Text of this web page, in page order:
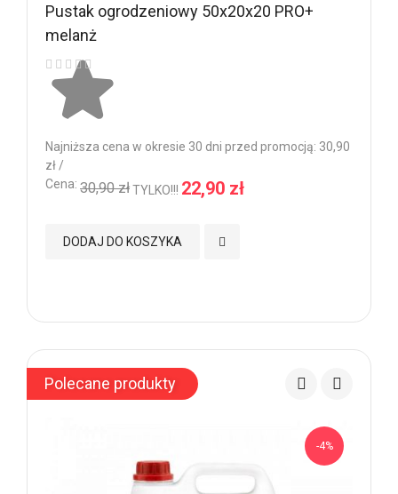
Pustak ogrodzeniowy 50x20x20 PRO+
melanż
Ocena:
Najniższa cena w okresie 30 dni przed promocją: 30,90
zł /
Cena: 30,90 złTYLKO!!! 22,90 zł
DODAJ DO KOSZYKA Dodaj do Ulubionych
Polecane produkty
-4%